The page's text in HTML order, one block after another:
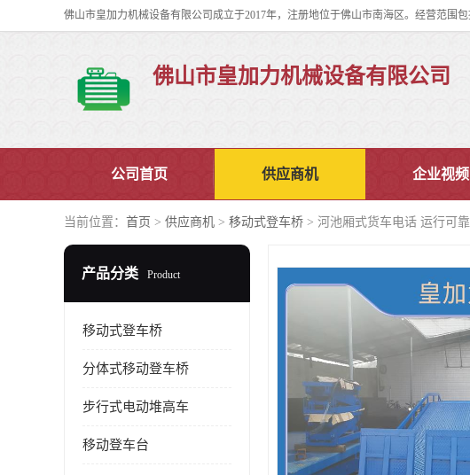
佛山市皇加力机械设备有限公司
公司首页 供应商机 企业视频
当前位置： 首页 > 供应商机 > 移动式登车桥 > 河池厢式货车电话 运行可靠
产品分类 Product
移动式登车桥
分体式移动登车桥
步行式电动堆高车
移动登车台